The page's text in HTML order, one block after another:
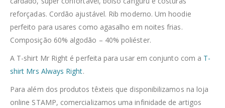
reforçadas. Cordão ajustável. Rib moderno. Um hoodie
perfeito para usares como agasalho em noites frias.
Composição 60% algodão – 40% poliéster.
A T-shirt Mr Right é perfeita para usar em conjunto com a T-
shirt Mrs Always Right.
Para além dos produtos têxteis que disponibilizamos na loja
online STAMP, comercializamos uma infinidade de artigos